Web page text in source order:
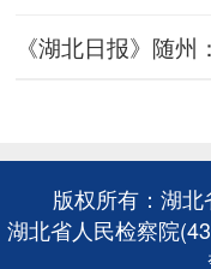
《湖北日报》随
版权所有：湖
湖北省人民检察院